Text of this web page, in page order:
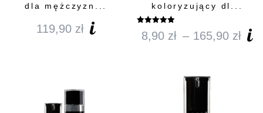
dla mężczyzn...
119,90 zł
koloryzujący dl...
5.00
na 5
8,90 zł – 165,90 zł